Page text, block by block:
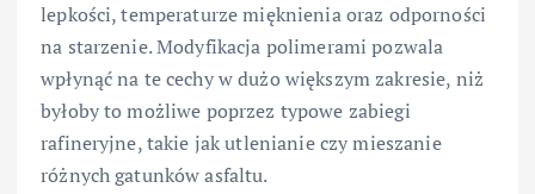
lepkości, temperaturze mięknienia oraz odporności
na starzenie. Modyfikacja polimerami pozwala
wpłynąć na te cechy w dużo większym zakresie, niż
byłoby to możliwe poprzez typowe zabiegi
rafineryjne, takie jak utlenianie czy mieszanie
różnych gatunków asfaltu.